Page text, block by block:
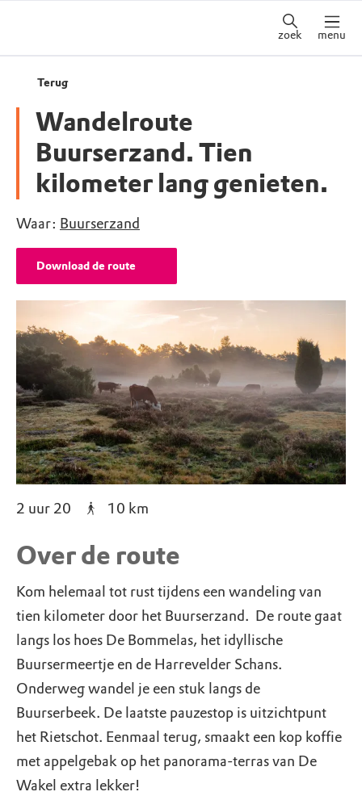
zoek menu
Terug
Wandelroute
Buurserzand. Tien
kilometer lang genieten.
Waar: Buurserzand
Download de route
2 uur 20 10 km
Over de route
Kom helemaal tot rust tijdens een wandeling van
tien kilometer door het Buurserzand. De route gaat
langs los hoes De Bommelas, het idyllische
Buursermeertje en de Harrevelder Schans.
Onderweg wandel je een stuk langs de
Buurserbeek. De laatste pauzestop is uitzichtpunt
het Rietschot. Eenmaal terug, smaakt een kop koffie
met appelgebak op het panorama-terras van De
Wakel extra lekker!